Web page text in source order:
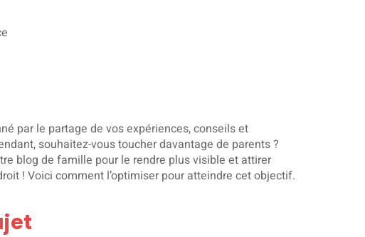
par le partage de vos expériences, conseils et
souhaitez-vous toucher davantage de parents ?
blog de famille pour le rendre plus visible et attirer
! Voici comment l’optimiser pour atteindre cet objectif.